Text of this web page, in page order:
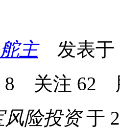
主发表于
8 关注 62
风险投资于